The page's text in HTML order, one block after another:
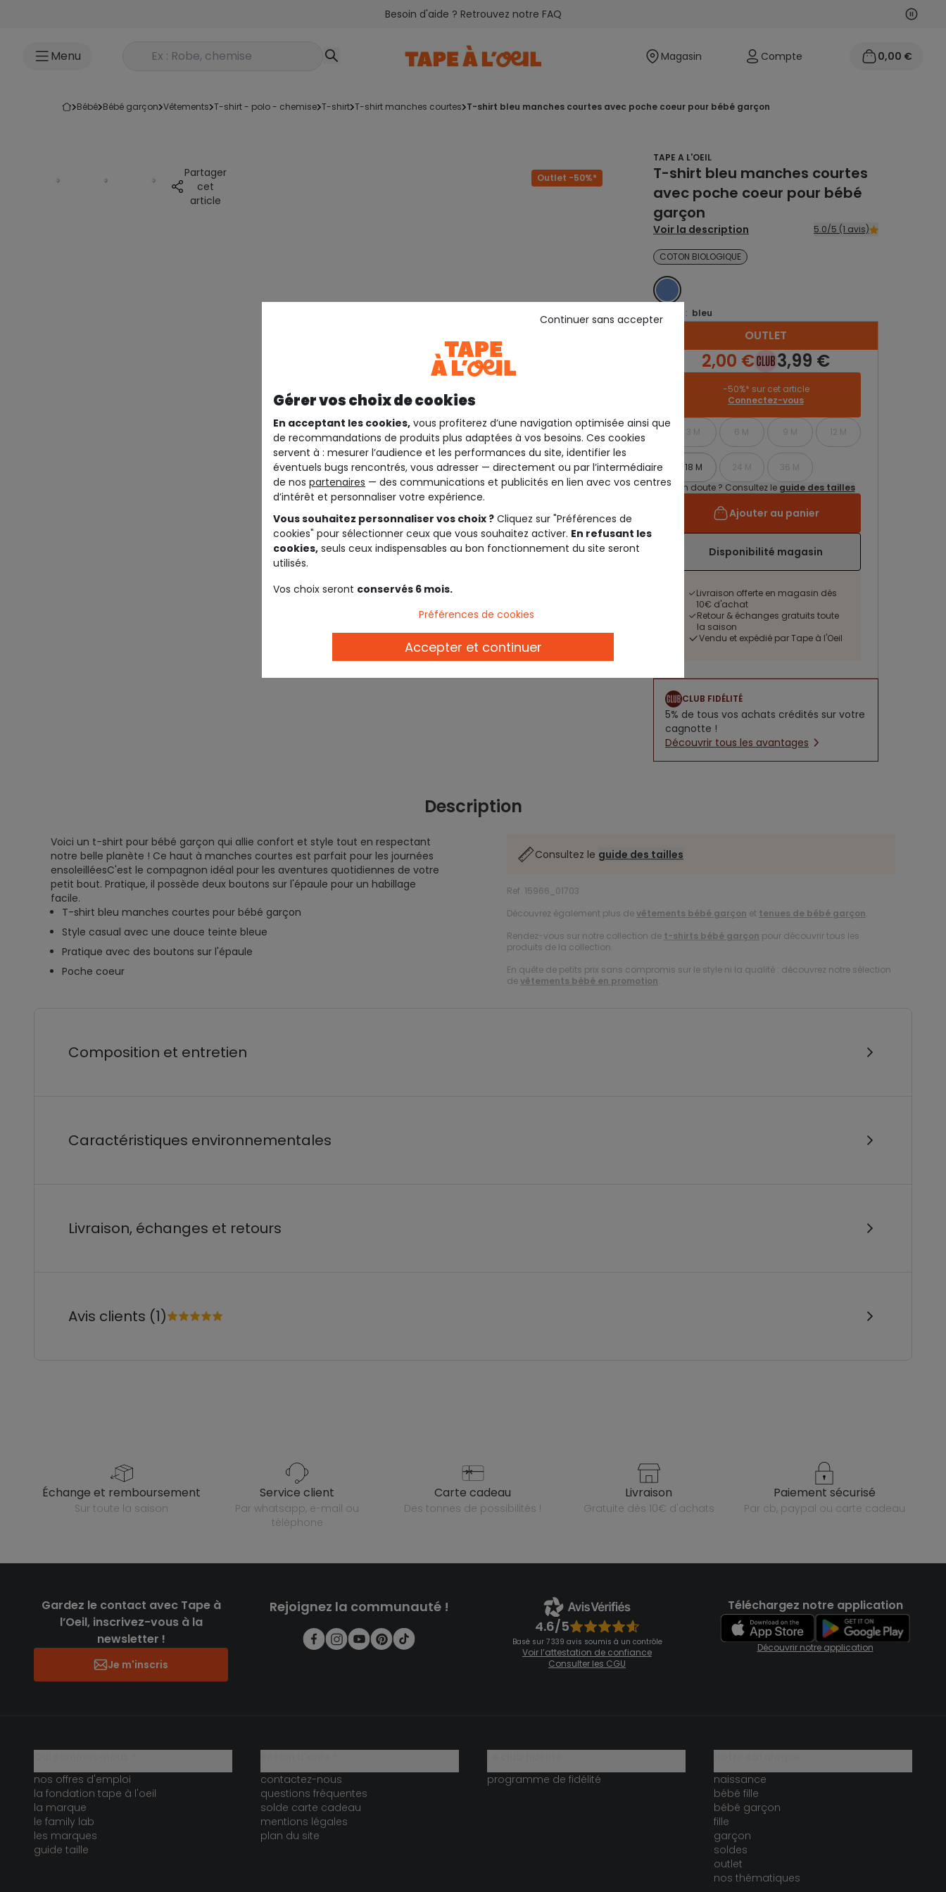
Besoin d'aide ? Retrouvez notre FAQ
Menu Rechercher un produit Magasin Compte 0,00 €
bébé bébé garçon vêtements t-shirt - polo - chemise t-shirt t-shirt manches courtes t-shirt bleu manches courtes avec poche coeur pour bébé garçon
Partager
cet
article
Outlet -50%*
TAPE A L'OEIL
T-shirt bleu manches courtes
avec poche coeur pour bébé
garçon
Voir la description 5.0/5 (1 avis)
COTON BIOLOGIQUE
BLEU
Coloris : bleu
OUTLET
2,00 € 3,99 €
-50%* sur cet article
Connectez-vous
3 M 6 M 9 M 12 M
18 M 24 M
36 M
Un doute ? Consultez le guide des tailles
Ajouter au panier
Disponibilité magasin
Livraison offerte en magasin dès
10€ d'achat
Retour & échanges gratuits toute
la saison
Vendu et expédié par Tape à l'Oeil
CLUB FIDÉLITÉ
5% de tous vos achats crédités sur votre
cagnotte !
Découvrir tous les avantages
Description
Voici un t-shirt pour bébé garçon qui allie confort et style tout en respectant
notre belle planète ! Ce haut à manches courtes est parfait pour les journées
ensoleilléesC'est le compagnon idéal pour les aventures quotidiennes de votre
petit bout. Pratique, il possède deux boutons sur l'épaule pour un habillage
facile.
T-shirt bleu manches courtes pour bébé garçon
Style casual avec une douce teinte bleue
Pratique avec des boutons sur l'épaule
Poche coeur
Consultez le guide des tailles
Ref. 15966_01703
Découvrez également plus devêtements bébé garçon et tenues de bébé garçon.
Rendez-vous sur notre collection de t-shirts bébé garçon pour découvrir tous les
produits de la collection.
En quête de petits prix sans compromis sur le style ni la qualité : découvrez notre sélection
devêtements bébé en promotion.
Composition et entretien
Caractéristiques environnementales
Livraison, échanges et retours
Avis clients (1)
échange et remboursement
sur toute la saison
service client
par whatsapp, e-mail ou
téléphone
carte cadeau
des tonnes de possibilités !
livraison
gratuite dès 10€ d'achats
paiement sécurisé
par cb, paypal ou carte cadeau
Gardez le contact avec Tape à
l’Oeil, inscrivez-vous à la
newsletter !
Je m'inscris
Rejoignez la communauté !
4.6/5
Basé sur 7 339 avis soumis à un contrôle
Voir l’attestation de confiance
Consulter les CGU
Téléchargez notre application
Découvrir notre application
nos offres d'emploi
la fondation tape à l'oeil
la marque
le family lab
les marques
guide taille
contactez-nous
questions fréquentes
solde carte cadeau
mentions légales
plan du site
programme de fidélité
naissance
bébé fille
bébé garçon
fille
garçon
soldes
outlet
nos thématiques
Gérer vos choix de cookies
En acceptant les cookies, vous profiterez d’une navigation optimisée ainsi que
de recommandations de produits plus adaptées à vos besoins. Ces cookies
servent à : mesurer l’audience et les performances du site, identifier les
éventuels bugs rencontrés, vous adresser — directement ou par l’intermédiaire
de nos partenaires — des communications et publicités en lien avec vos centres
d’intérêt et personnaliser votre expérience.
Vous souhaitez personnaliser vos choix ? Cliquez sur "Préférences de
cookies" pour sélectionner ceux que vous souhaitez activer. En refusant les
cookies, seuls ceux indispensables au bon fonctionnement du site seront
utilisés.
Vos choix seront conservés 6 mois.
Continuer sans accepter
Préférences de cookies
Accepter et continuer